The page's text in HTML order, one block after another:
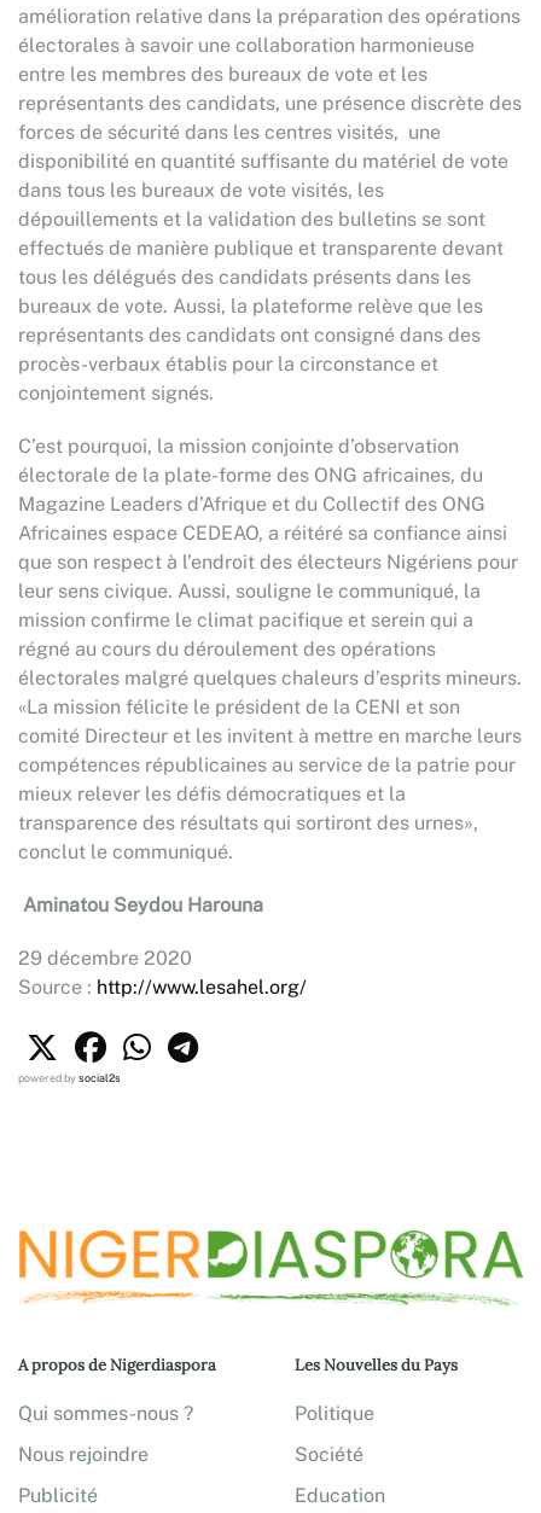
amélioration relative dans la préparation des opérations
électorales à savoir une collaboration harmonieuse
entre les membres des bureaux de vote et les
représentants des candidats, une présence discrète des
forces de sécurité dans les centres visités, une
disponibilité en quantité suffisante du matériel de vote
dans tous les bureaux de vote visités, les
dépouillements et la validation des bulletins se sont
effectués de manière publique et transparente devant
tous les délégués des candidats présents dans les
bureaux de vote. Aussi, la plateforme relève que les
représentants des candidats ont consigné dans des
procès-verbaux établis pour la circonstance et
conjointement signés.
C’est pourquoi, la mission conjointe d’observation
électorale de la plate-forme des ONG africaines, du
Magazine Leaders d’Afrique et du Collectif des ONG
Africaines espace CEDEAO, a réitéré sa confiance ainsi
que son respect à l’endroit des électeurs Nigériens pour
leur sens civique. Aussi, souligne le communiqué, la
mission confirme le climat pacifique et serein qui a
régné au cours du déroulement des opérations
électorales malgré quelques chaleurs d’esprits mineurs.
«La mission félicite le président de la CENI et son
comité Directeur et les invitent à mettre en marche leurs
compétences républicaines au service de la patrie pour
mieux relever les défis démocratiques et la
transparence des résultats qui sortiront des urnes»,
conclut le communiqué.
Aminatou Seydou Harouna
29 décembre 2020
Source : http://www.lesahel.org/
powered bysocial2s
A propos de Nigerdiaspora
Qui sommes-nous ?
Nous rejoindre
Publicité
Les Nouvelles du Pays
Politique
Société
Education